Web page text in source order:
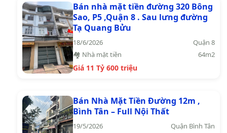
Bán nhà mặt tiền đường 320 Bông
Sao, P5 ,Quận 8 . Sau lưng đường
Tạ Quang Bửu
18/6/2026
Quận 8
🏘️ Nhà mặt tiền
64m2
Giá 11 Tỷ 600 triệu
Bán Nhà Mặt Tiền Đường 12m ,
Bình Tân – Full Nội Thất
19/5/2026
Quận Bình Tân